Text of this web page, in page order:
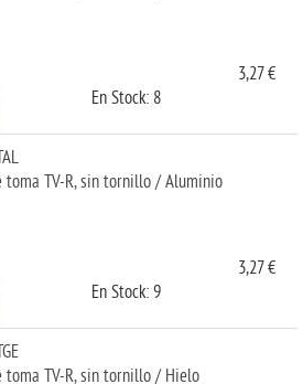
3,27 €
En Stock: 8
toma TV-R, sin tornillo / Aluminio
3,27 €
En Stock: 9
toma TV-R, sin tornillo / Hielo